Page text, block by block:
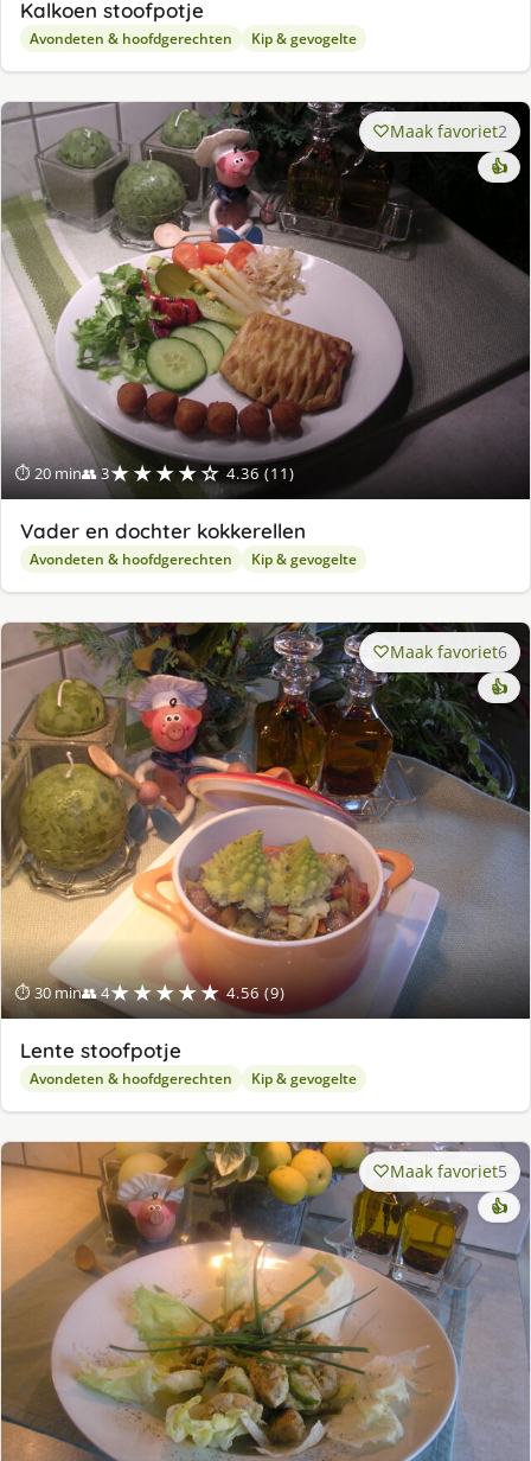
Kalkoen stoofpotje
Avondeten & hoofdgerechten Kip & gevogelte
⏱ 20 min👥 3★★★★☆ 4.36 (11)
Maak favoriet2
👍
Vader en dochter kokkerellen
Avondeten & hoofdgerechten Kip & gevogelte
⏱ 30 min👥 4★★★★★ 4.56 (9)
Maak favoriet6
👍
Lente stoofpotje
Avondeten & hoofdgerechten Kip & gevogelte
Maak favoriet5
👍